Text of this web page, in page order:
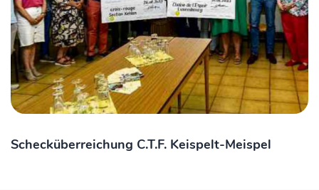
Schecküberreichung C.T.F. Keispelt-Meispel